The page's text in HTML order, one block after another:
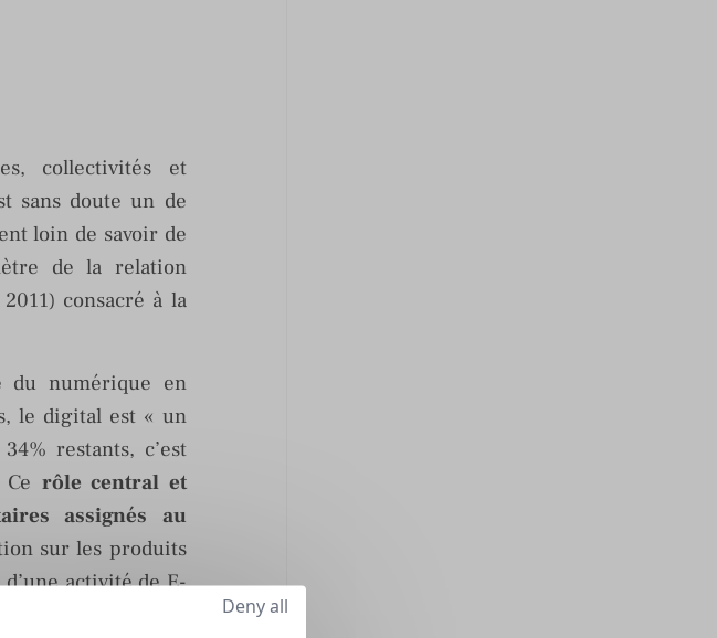
collectivités et
sans doute un de
loin de savoir de
de la relation
consacré à la
du numérique en
le digital est « un
restants, c’est
rôle central et
assignés au
sur les produits
activité de E-
Deny all